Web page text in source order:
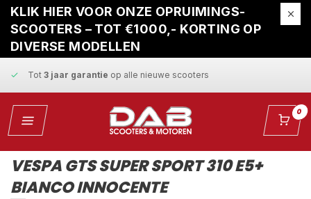
KLIK HIER VOOR ONZE OPRUIMINGS-
SCOOTERS – TOT €1000,- KORTING OP
DIVERSE MODELLEN
Gratis ophaalservicebij reparatie
Snelle leveringen vaste scherpe prijzen
Tot 3 jaar garantie op alle nieuwe scooters
Gratis ophaalservicebij reparatie 0
VESPA GTS SUPER SPORT 310 E5+
BIANCO INNOCENTE